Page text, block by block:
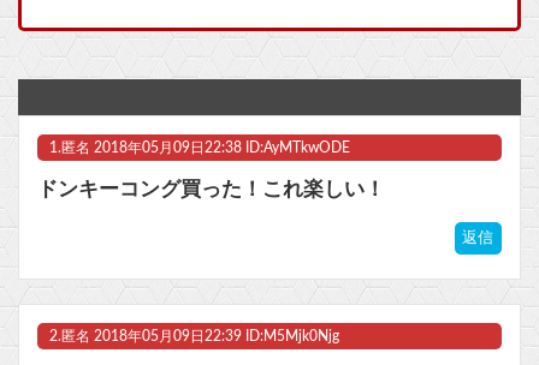
【悲報】逃げ上手の若君、2期放映中なのに全く話題にならない他
【虹ヶ咲】「夏はせつ泣き」がキャッチコピーの映画【ラブライブ！】
いまだに続いていると聞いてビビる漫画「ながされて藍蘭島」「咲」「らき☆すた」他
【ウマ娘】コミケで配布予定だった非公式グッズ「オグリキャップタマモクロスアクリル定規」意外(?)な落とし穴により配布を撤回することに…
1. 匿名 2018年05月09日22:38 ID:AyMTkwODE
ドンキーコング買った！これ楽しい！
返信
2. 匿名 2018年05月09日22:39 ID:M5Mjk0Njg